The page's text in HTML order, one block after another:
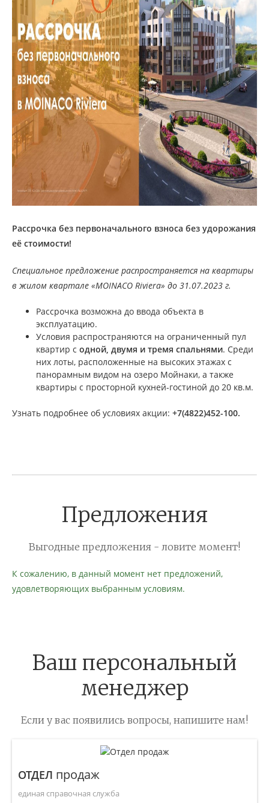
Рассрочка без первоначального взноса без удорожания
её стоимости!
Специальное предложение распространяется на квартиры
в жилом квартале «MOINACO Riviera» до 31.07.2023 г.
Рассрочка возможна до ввода объекта в
эксплуатацию.
Условия распространяются на ограниченный пул
квартир с одной, двумя и тремя спальнями. Среди
них лоты, расположенные на высоких этажах с
панорамным видом на озеро Мойнаки, а также
квартиры с просторной кухней-гостиной до 20 кв.м.
Узнать подробнее об условиях акции: +7(4822)452-100.
Предложения
Выгодные предложения - ловите момент!
К сожалению, в данный момент нет предложений,
удовлетворяющих выбранным условиям.
Ваш персональный
менеджер
Если у вас появились вопросы, напишите нам!
ОТДЕЛ продаж
единая справочная служба